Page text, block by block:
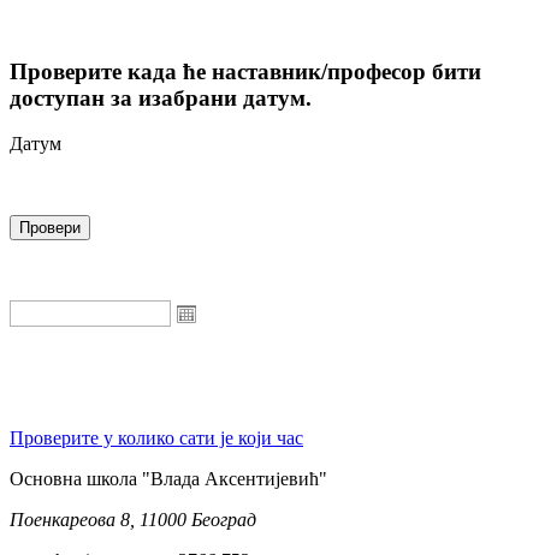
Проверите када ће наставник/професор бити
доступан за изабрани датум.
Датум
Проверите у колико сати је који час
Oсновна школа "Влада Аксентијевић"
Поенкареова 8, 11000 Београд